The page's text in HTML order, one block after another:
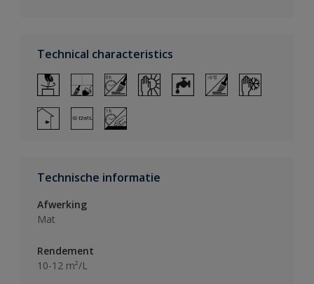
Technical characteristics
Technische informatie
Afwerking
Mat
Rendement
10-12 m²/L